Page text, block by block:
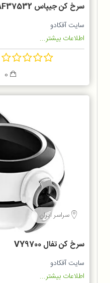
سرخ کن جیپاس GAF37532
سایت آفکادو
اطلاعات بیشتر...
سراسر ایران
سرخ کن تفال VY9700
سایت آفکادو
اطلاعات بیشتر...